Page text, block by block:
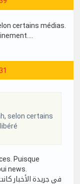
certains médias.
selon certains
Puisque
news.
في جريدة الأخبار